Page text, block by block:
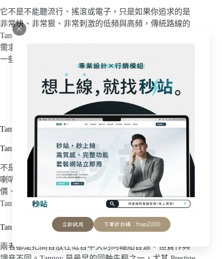
立即試用 下單折扣碼：fraa2000
它不是不能聽流行、搖滾或電子，只是如果你追求的是
非常快、非常狠、非常刺激的低頻與高頻，傳統路線的
Tannoy（特別是 Prestige）可能不是最對味的選擇；這種
需求反而是 Revolution XT 這類比較現代的型號會更合適
一些。
Tannoy 常見問題
Tannoy 是不是都很貴、很大台？
不是。大家印象中的 Tannoy 多半是 Prestige 那種復古大
喇叭，但其實它也有 Eclipse、Revolution XT 這類相對平
價、體積正常的型號。你可以用入門的價位先體驗
Tannoy，再決定要不要往上走。
Tannoy 的同軸跟 KEF 的 Uni-Q 有什麼不同？
兩者都是把高音放在低音中央的同軸點音源，但實作與